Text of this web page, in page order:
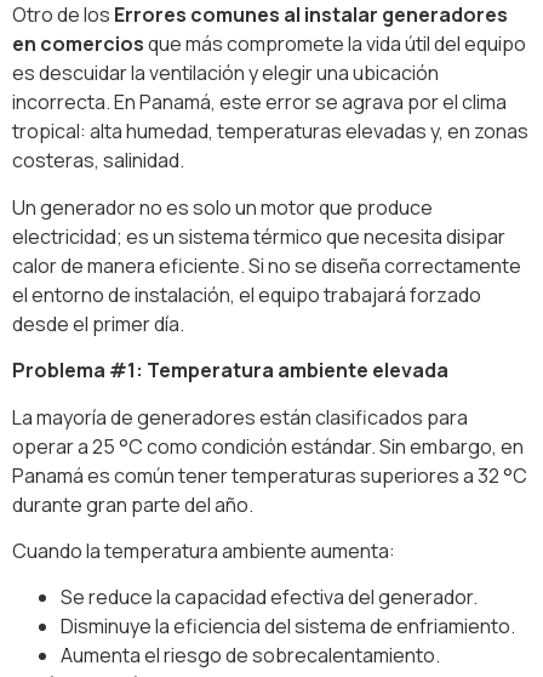
Otro de los Errores comunes al instalar generadores
en comerciosque más compromete la vida útil del equipo
es descuidar la ventilación y elegir una ubicación
incorrecta. En Panamá, este error se agrava por el clima
tropical: alta humedad, temperaturas elevadas y, en zonas
costeras, salinidad.
Un generador no es solo un motor que produce
electricidad; es un sistema térmico que necesita disipar
calor de manera eficiente. Si no se diseña correctamente
el entorno de instalación, el equipo trabajará forzado
desde el primer día.
Problema #1: Temperatura ambiente elevada
La mayoría de generadores están clasificados para
operar a 25 °C como condición estándar. Sin embargo, en
Panamá es común tener temperaturas superiores a 32 °C
durante gran parte del año.
Cuando la temperatura ambiente aumenta:
Se reduce la capacidad efectiva del generador.
Disminuye la eficiencia del sistema de enfriamiento.
Aumenta el riesgo de sobrecalentamiento.